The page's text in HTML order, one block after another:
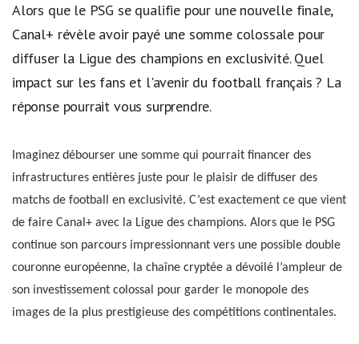
Alors que le PSG se qualifie pour une nouvelle finale,
Canal+ révèle avoir payé une somme colossale pour
diffuser la Ligue des champions en exclusivité. Quel
impact sur les fans et l'avenir du football français ? La
réponse pourrait vous surprendre.
Imaginez débourser une somme qui pourrait financer des
infrastructures entières juste pour le plaisir de diffuser des
matchs de football en exclusivité. C’est exactement ce que vient
de faire Canal+ avec la Ligue des champions. Alors que le PSG
continue son parcours impressionnant vers une possible double
couronne européenne, la chaîne cryptée a dévoilé l’ampleur de
son investissement colossal pour garder le monopole des
images de la plus prestigieuse des compétitions continentales.